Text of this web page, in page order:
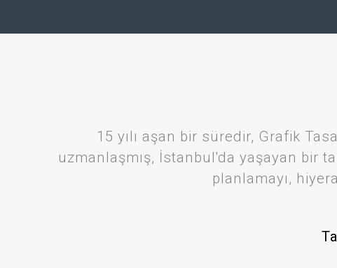
15 yılı aşan bir süredir, Grafik
uzmanlaşmış, İstanbul'da yaşayan bir
planlamayı,